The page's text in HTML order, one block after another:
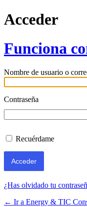
Acceder
Funciona
Nombre de usuario o
Contraseña
Recuérdame
¿Has olvidado tu
← Ir a Energy & TIC